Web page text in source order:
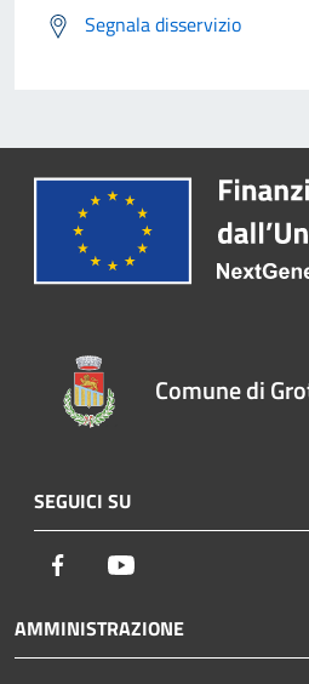
Segnala disservizio
Comune di
SEGUICI SU
Facebook
AMMINISTRAZIONE